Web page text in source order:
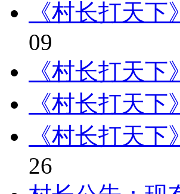
《村长打天
09
《村长打天
《村长打天
《村长打天
26